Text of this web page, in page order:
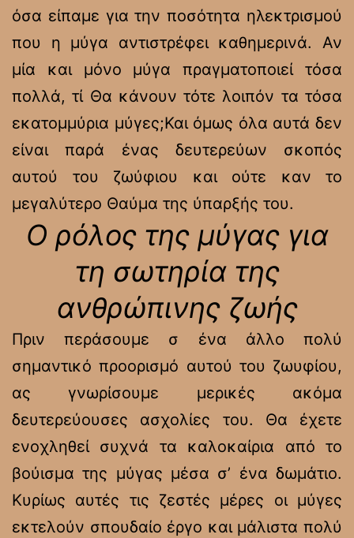
όσα είπαμε για την ποσότητα ηλεκτρισμού
που η μύγα αντιστρέφει καθημερινά. Αν
μία και μόνο μύγα πραγματοποιεί τόσα
πολλά, τί Θα κάνουν τότε λοιπόν τα τόσα
εκατομμύρια μύγες;Και όμως όλα αυτά δεν
είναι παρά ένας δευτερεύων σκοπός
αυτού του ζωύφιου και ούτε καν το
μεγαλύτερο Θαύμα της ύπαρξής του.
Ο ρόλος της μύγας για
τη σωτηρία της
ανθρώπινης ζωής
Πριν περάσουμε σ ένα άλλο πολύ
σημαντικό προορισμό αυτού του ζωυφίου,
ας γνωρίσουμε μερικές ακόμα
δευτερεύουσες ασχολίες του. Θα έχετε
ενοχληθεί συχνά τα καλοκαίρια από το
βούισμα της μύγας μέσα σ’ ένα δωμάτιο.
Κυρίως αυτές τις ζεστές μέρες οι μύγες
εκτελούν σπουδαίο έργο και μάλιστα πολύ